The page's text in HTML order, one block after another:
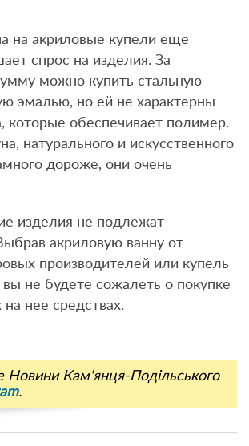
на акриловые купели еще
спрос на изделия. За
можно купить стальную
эмалью, но ей не характерны
которые обеспечивает полимер.
натурального и искусственного
дороже, они очень
изделия не подлежат
акриловую ванну от
производителей или купель
вы не будете сожалеть о покупке
нее средствах.
Новини Кам'янця-Подільського
.